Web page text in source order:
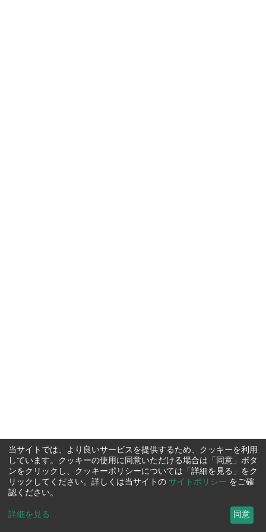
当サイトでは、より良いサービスを提供するため、クッキーを利用
しています。クッキーの使用に同意いただける場合は「同意」ボタ
ンをクリックし、クッキーポリシーについては「詳細を見る」をク
リックしてください。詳しくは当サイトの サイトポリシー をご確
認ください。
詳細を見る ... 同意